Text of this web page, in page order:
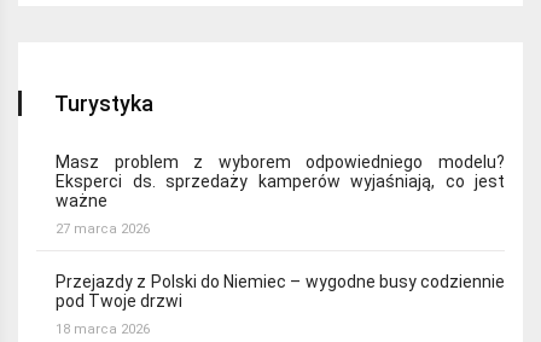
Turystyka
Masz problem z wyborem odpowiedniego modelu?
Eksperci ds. sprzedaży kamperów wyjaśniają, co jest
ważne
27 marca 2026
Przejazdy z Polski do Niemiec – wygodne busy codziennie
pod Twoje drzwi
18 marca 2026